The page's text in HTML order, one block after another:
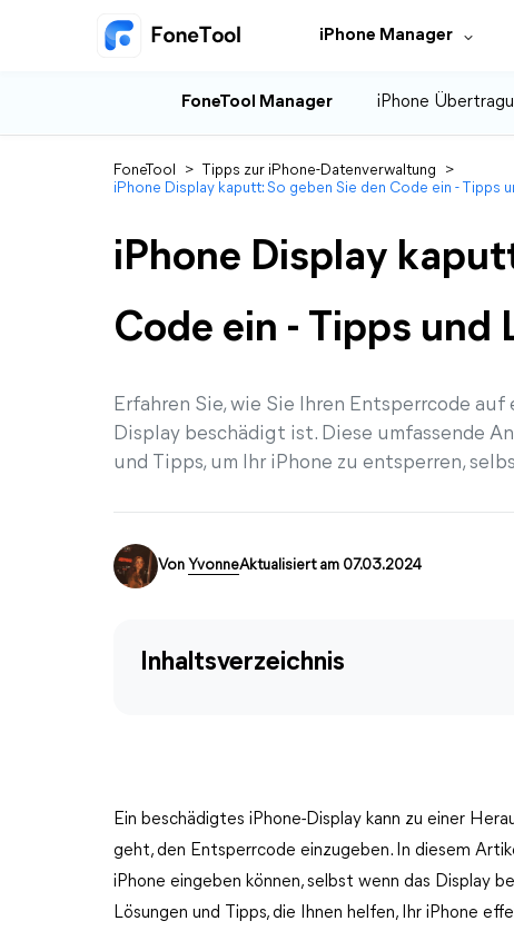
iPhone Manager
FoneTool Manager iPhone
FoneTool > Tipps zur iPhone-Datenverwaltung
>
iPhone Display kaputt: So geben Sie den Code ein - Tipps
iPhone Display
Code ein - Tipps und
Erfahren Sie, wie Sie Ihren Entsperrcode
Display beschädigt ist. Diese umfassende
und Tipps, um Ihr iPhone zu entsperren,
Von YvonneAktualisiert am 07.03.2024
Inhaltsverzeichnis
Ein beschädigtes iPhone-Display kann zu einer
geht, den Entsperrcode einzugeben. In diesem
iPhone eingeben können, selbst wenn das Display
Lösungen und Tipps, die Ihnen helfen, Ihr iPhone